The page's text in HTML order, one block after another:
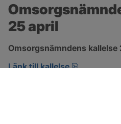
25 april
Omsorgsnämndens
Länk till kallelse
pdf,